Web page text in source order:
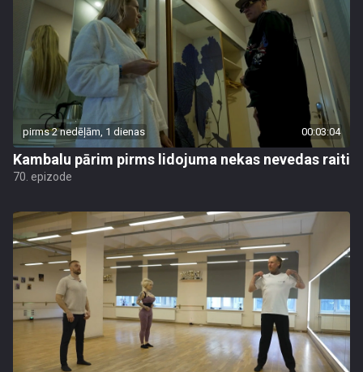
pirms 2 nedēļām, 1 dienas 00:03:04
Kambalu pārim pirms lidojuma nekas nevedas raiti
70. epizode